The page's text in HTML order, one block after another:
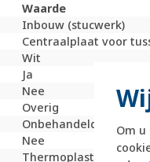
Om
Waarde
Inbouw (stucwerk)
Centraalplaat voor
Wit
Ja
Nee
Overig
Onbehandeld
Nee
Thermoplast